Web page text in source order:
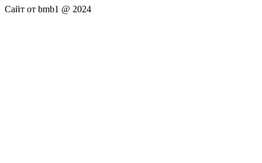
Сайт от bmb1 @ 2024